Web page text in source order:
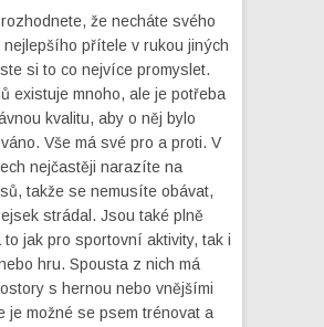
že necháte svého
nejlepšího přítele v rukou jiných
si to co nejvíce promyslet.
existuje mnoho, ale je potřeba
kvalitu, aby o něj bylo
Vše má své pro a proti. V
nejčastěji narazíte na
takže se nemusíte obávat,
strádal. Jsou také plně
to jak pro sportovní aktivity, tak i
hru. Spousta z nich má
s hernou nebo vnějšími
je možné se psem trénovat a